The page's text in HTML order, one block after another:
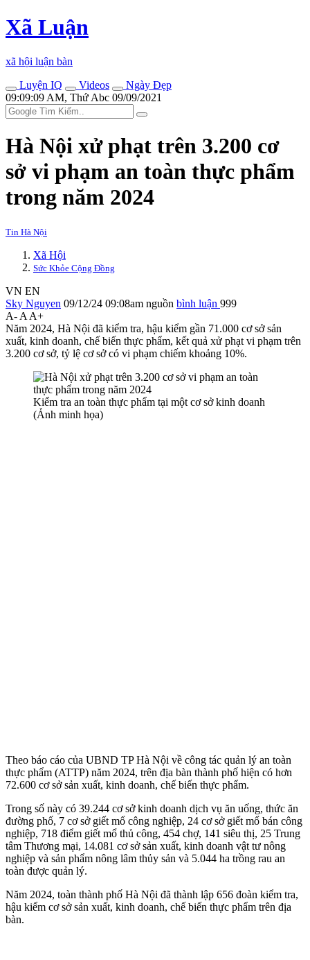
Xã Luận
xã hội luận bàn
Luyện IQ
Videos
Ngày Đẹp
09:09:09 AM, Thứ Abc 09/09/2021
Hà Nội xử phạt trên 3.200 cơ
sở vi phạm an toàn thực phẩm
trong năm 2024
Tin Hà Nội
Xã Hội
Sức Khỏe Cộng Đồng
VN EN
Sky Nguyen 09/12/24 09:08am nguồn bình luận 999
A- A A+
Năm 2024, Hà Nội đã kiểm tra, hậu kiểm gần 71.000 cơ sở sản
xuất, kinh doanh, chế biến thực phẩm, kết quả xử phạt vi phạm trên
3.200 cơ sở, tỷ lệ cơ sở có vi phạm chiếm khoảng 10%.
Kiểm tra an toàn thực phẩm tại một cơ sở kinh doanh
(Ảnh minh họa)
Theo báo cáo của UBND TP Hà Nội về công tác quản lý an toàn
thực phẩm (ATTP) năm 2024, trên địa bàn thành phố hiện có hơn
72.600 cơ sở sản xuất, kinh doanh, chế biến thực phẩm.
Trong số này có 39.244 cơ sở kinh doanh dịch vụ ăn uống, thức ăn
đường phố, 7 cơ sở giết mổ công nghiệp, 24 cơ sở giết mổ bán công
nghiệp, 718 điểm giết mổ thủ công, 454 chợ, 141 siêu thị, 25 Trung
tâm Thương mại, 14.081 cơ sở sản xuất, kinh doanh vật tư nông
nghiệp và sản phẩm nông lâm thủy sản và 5.044 ha trồng rau an
toàn được quản lý.
Năm 2024, toàn thành phố Hà Nội đã thành lập 656 đoàn kiểm tra,
hậu kiểm cơ sở sản xuất, kinh doanh, chế biến thực phẩm trên địa
bàn.